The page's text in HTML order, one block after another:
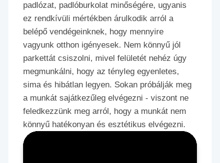
padlózat, padlóburkolat minőségére, ugyanis
ez rendkívüli mértékben árulkodik arról a
belépő vendégeinknek, hogy mennyire
vagyunk otthon igényesek. Nem könnyű jól
parkettát csiszolni, mivel felületét nehéz úgy
megmunkálni, hogy az tényleg egyenletes,
sima és hibátlan legyen. Sokan próbálják meg
a munkát sajátkezűleg elvégezni - viszont ne
feledkezzünk meg arról, hogy a munkát nem
könnyű hatékonyan és esztétikus elvégezni.